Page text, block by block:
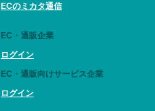
ECのミカタ通信
EC・通販企業
ログイン
EC・通販向けサービス企業
ログイン